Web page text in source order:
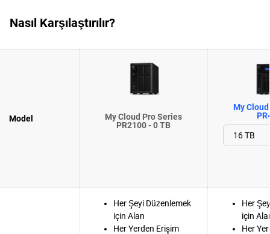
Nasıl Karşılaştırılır?
Model
My Cloud Pro Series
PR2100 - 0 TB
My
Her Şeyi Düzenlemek
için Alan
Her Yerden Erişim
Her
için
Her